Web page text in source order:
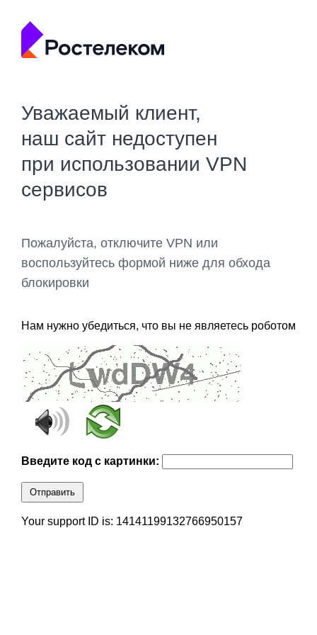
Уважаемый клиент,
наш сайт недоступен
при использовании VPN
сервисов
Пожалуйста, отключите VPN или
воспользуйтесь формой ниже для обхода
блокировки
Нам нужно убедиться, что вы не являетесь роботом
Введите код с картинки:
Отправить
Your support ID is: 14141199132766950157